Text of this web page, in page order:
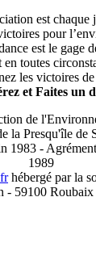
est
pour
est le gage
toutes
les victoires
et Faites un
de
la Presqu'île de
1983 -
1989
hébergé par la
- 59100 Roubaix